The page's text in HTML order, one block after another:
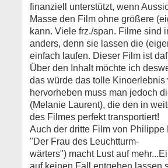
finanziell unterstützt, wenn
Masse den Film ohne größere
kann. Viele frz./span. Filme sind
anders, denn sie lassen die
einfach laufen. Dieser Film ist
Über den Inhalt möchte ich
das würde das tolle
hervorheben muss man jedoch
(Melanie Laurent), die den in
des Filmes perfekt transportiert!
Auch der dritte Film von
"Der Frau des Leuchtturm-
wärters") macht Lust auf
auf keinen Fall entgehen lassen